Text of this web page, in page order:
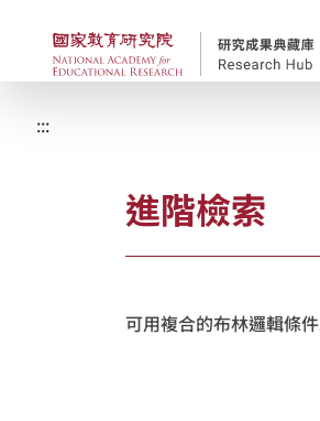
跳到主要內容國家教育研
:::
進階檢索
可用複合的布林邏輯條